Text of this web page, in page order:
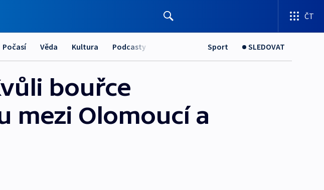
ČT
Počasí Věda Kultura Podcasty Sport SLEDOVAT
bouřce
mezi Olomoucí a